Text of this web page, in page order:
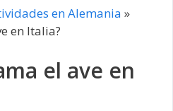
en Alemania »
en Italia?
el ave en